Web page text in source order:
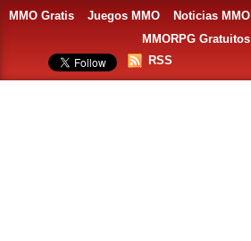
MMO Gratis Juegos MMO Noticias MMO
MMORPG Gratuitos
RSS